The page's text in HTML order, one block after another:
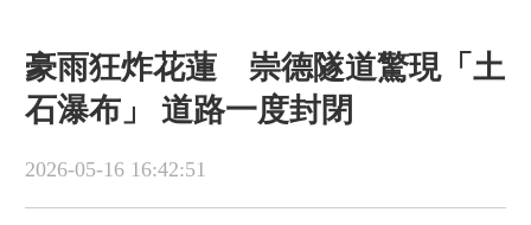
豪雨狂炸花蓮 崇德隧道驚現「土
石瀑布」 道路一度封閉
2026-05-16 16:42:51